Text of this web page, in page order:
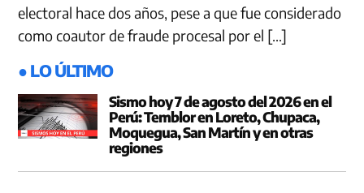
electoral hace dos años, pese a que fue considerado
como coautor de fraude procesal por el […]
● LO ÚLTIMO
Sismo hoy 7 de agosto del 2026 en el
Perú: Temblor en Loreto, Chupaca,
Moquegua, San Martín y en otras
regiones